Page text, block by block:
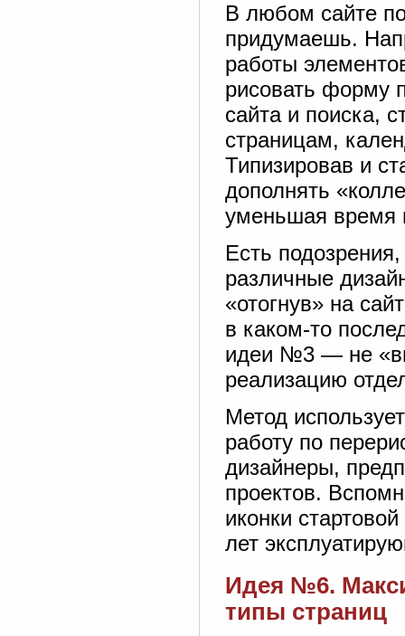
В любом сайте
придумаешь.
работы
рисовать форму
сайта и поиска,
страницам,
Типизировав и
дополнять
уменьшая время
Есть
различные
«отогнув» на
в каком-то
идеи №3 — не
реализацию
Метод
работу по
дизайнеры,
проектов.
иконки
лет
Идея №6.
типы страниц